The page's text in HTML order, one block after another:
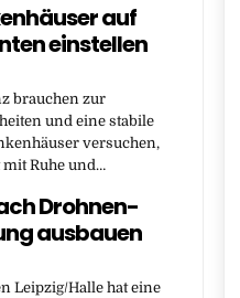
auf
einstellen
brauchen zur
und eine stabile
versuchen,
mit Ruhe und…
Drohnen-
ausbauen
Leipzig/Halle hat eine